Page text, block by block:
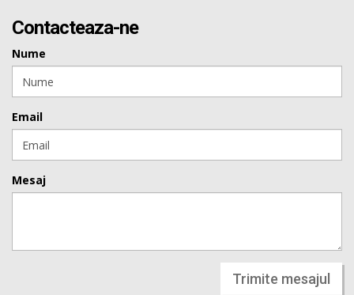
Contacteaza-ne
Nume
Email
Mesaj
Trimite mesajul